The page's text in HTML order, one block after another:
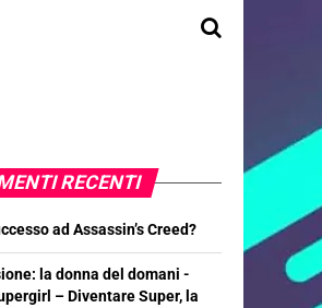
RECENTI
ad Assassin’s Creed?
la donna del domani -
– Diventare Super, la